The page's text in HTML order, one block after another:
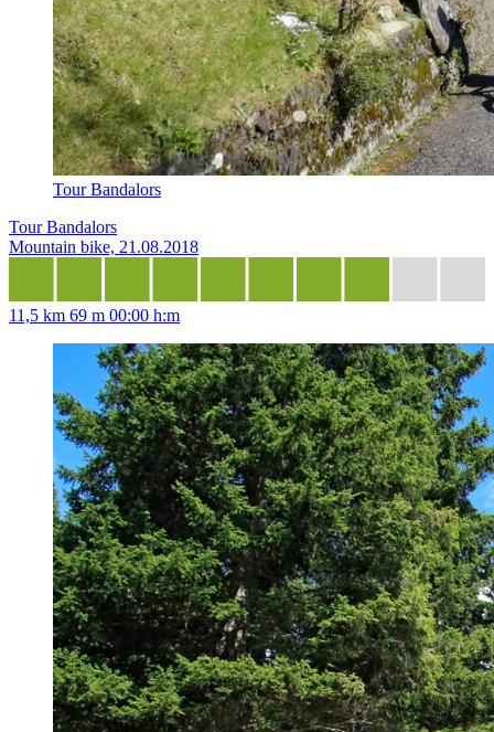
Tour Bandalors
Tour Bandalors
Mountain bike, 21.08.2018
11,5 km 69 m 00:00 h:m